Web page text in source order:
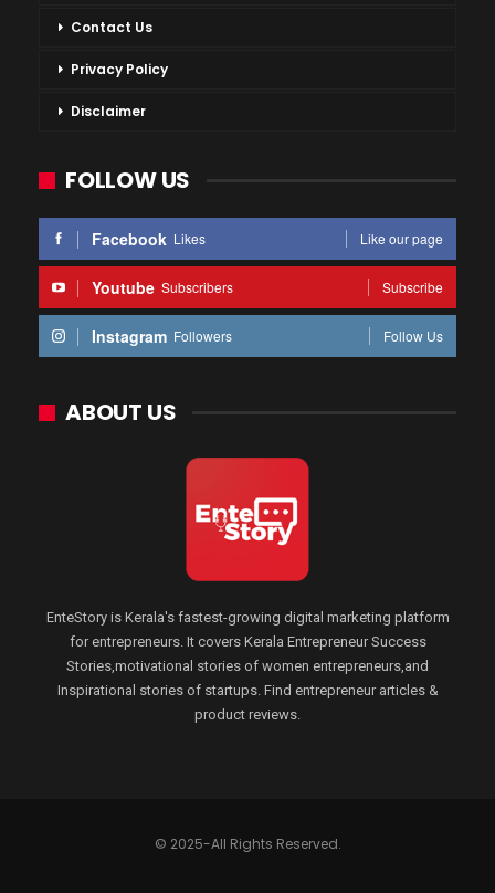
Contact Us
Privacy Policy
Disclaimer
FOLLOW US
Facebook Likes Like our page
Youtube Subscribers Subscribe
Instagram Followers Follow Us
ABOUT US
EnteStory is Kerala's fastest-growing digital marketing platform
for entrepreneurs. It covers Kerala Entrepreneur Success
Stories,motivational stories of women entrepreneurs,and
Inspirational stories of startups. Find entrepreneur articles &
product reviews.
© 2025-All Rights Reserved.